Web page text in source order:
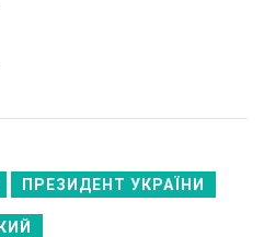
ПРЕЗИДЕНТ УКРАЇНИ